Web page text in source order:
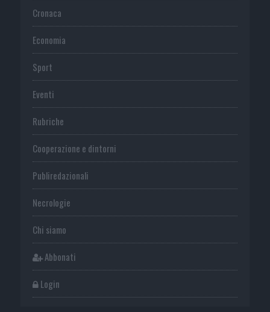
Cronaca
Economia
Sport
Eventi
Rubriche
Cooperazione e dintorni
Publiredazionali
Necrologie
Chi siamo
Abbonati
Login